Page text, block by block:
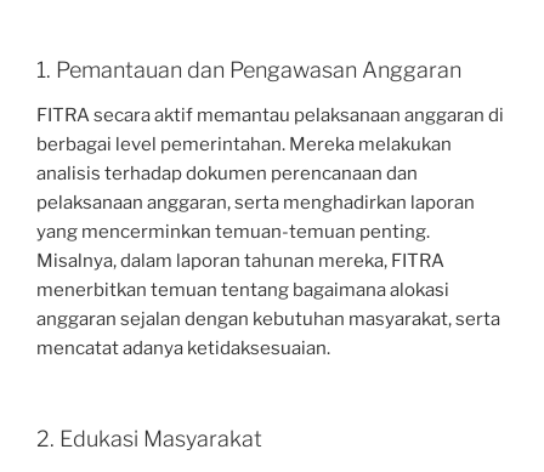
1. Pemantauan dan Pengawasan Anggaran
FITRA secara aktif memantau pelaksanaan anggaran di
berbagai level pemerintahan. Mereka melakukan
analisis terhadap dokumen perencanaan dan
pelaksanaan anggaran, serta menghadirkan laporan
yang mencerminkan temuan-temuan penting.
Misalnya, dalam laporan tahunan mereka, FITRA
menerbitkan temuan tentang bagaimana alokasi
anggaran sejalan dengan kebutuhan masyarakat, serta
mencatat adanya ketidaksesuaian.
2. Edukasi Masyarakat